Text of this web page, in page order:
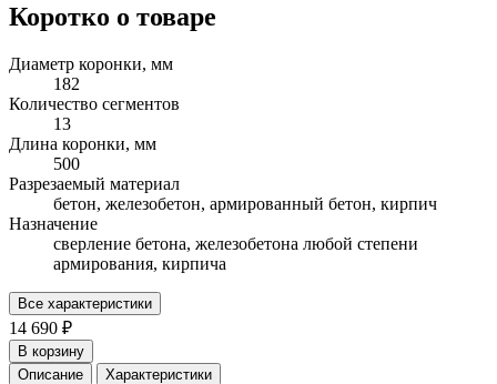
Коротко о товаре
Диаметр коронки, мм
182
Количество сегментов
13
Длина коронки, мм
500
Разрезаемый материал
бетон, железобетон, армированный бетон, кирпич
Назначение
сверление бетона, железобетона любой степени
армирования, кирпича
Все характеристики
14 690 ₽
В корзину
Описание
Характеристики